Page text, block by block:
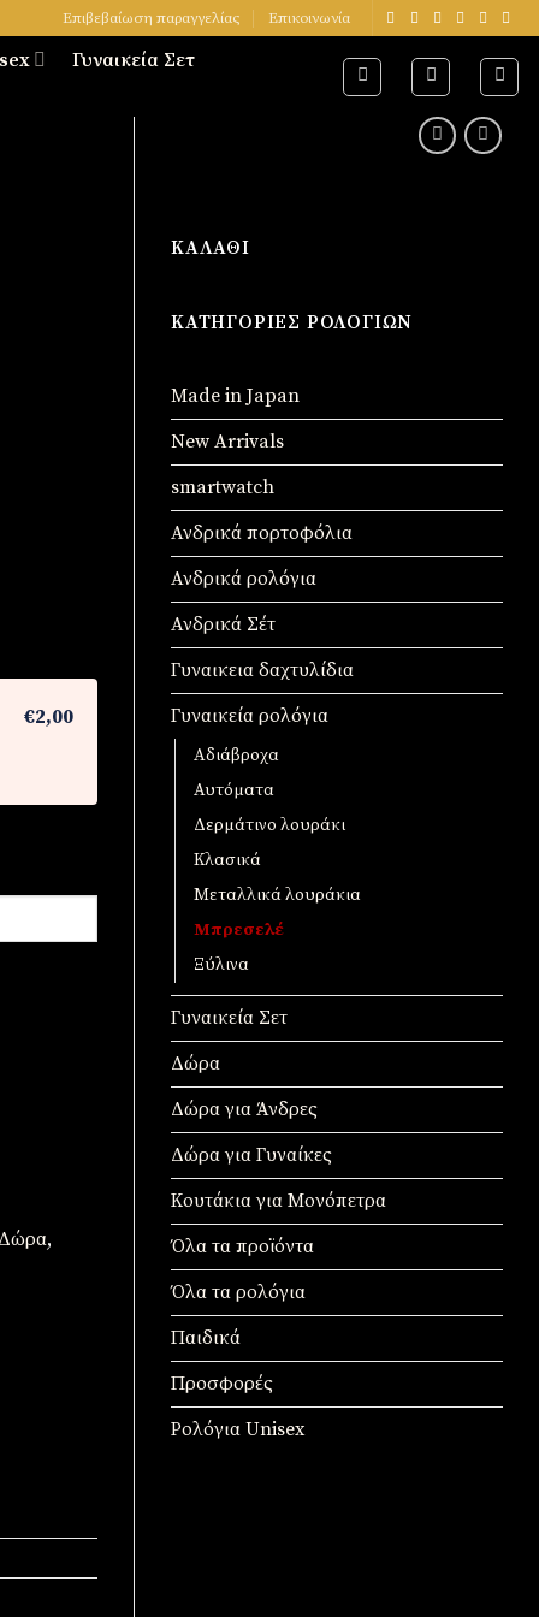
Επιβεβαίωση παραγγελίας Επικοινωνία
Γυναικεία Σετ
ΚΑΛΆΘΙ
ΚΑΤΗΓΟΡΊΕΣ ΡΟΛΟΓΙΏΝ
Made in Japan
New Arrivals
smartwatch
Ανδρικά πορτοφόλια
Ανδρικά ρολόγια
Ανδρικά Σέτ
Γυναικεια δαχτυλίδια
Γυναικεία ρολόγια
Αδιάβροχα
Αυτόματα
Δερμάτινο λουράκι
Κλασικά
Μεταλλικά λουράκια
Μπρεσελέ
Ξύλινα
Γυναικεία Σετ
Δώρα
Δώρα για Άνδρες
Δώρα για Γυναίκες
Κουτάκια για Μονόπετρα
Όλα τα προϊόντα
Όλα τα ρολόγια
Παιδικά
Προσφορές
Ρολόγια Unisex
€2,00
Δώρα,